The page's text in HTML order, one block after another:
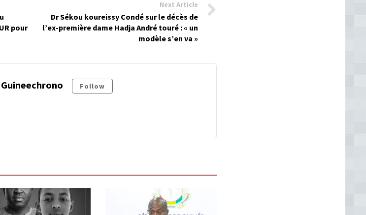
pour
Next Article
Dr Sékou koureissy Condé sur le décès de
l’ex-première dame Hadja André touré : « un
modèle s’en va »
Follow